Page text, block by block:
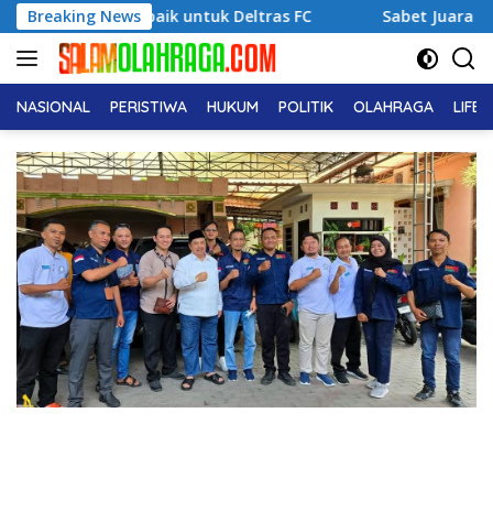
Langsung
ke
konten
Breaking News
Terbaik untuk Deltras FC Sabet Juara 1 Usia Dini,
NASIONAL PERISTIWA HUKUM POLITIK OLAHRAGA